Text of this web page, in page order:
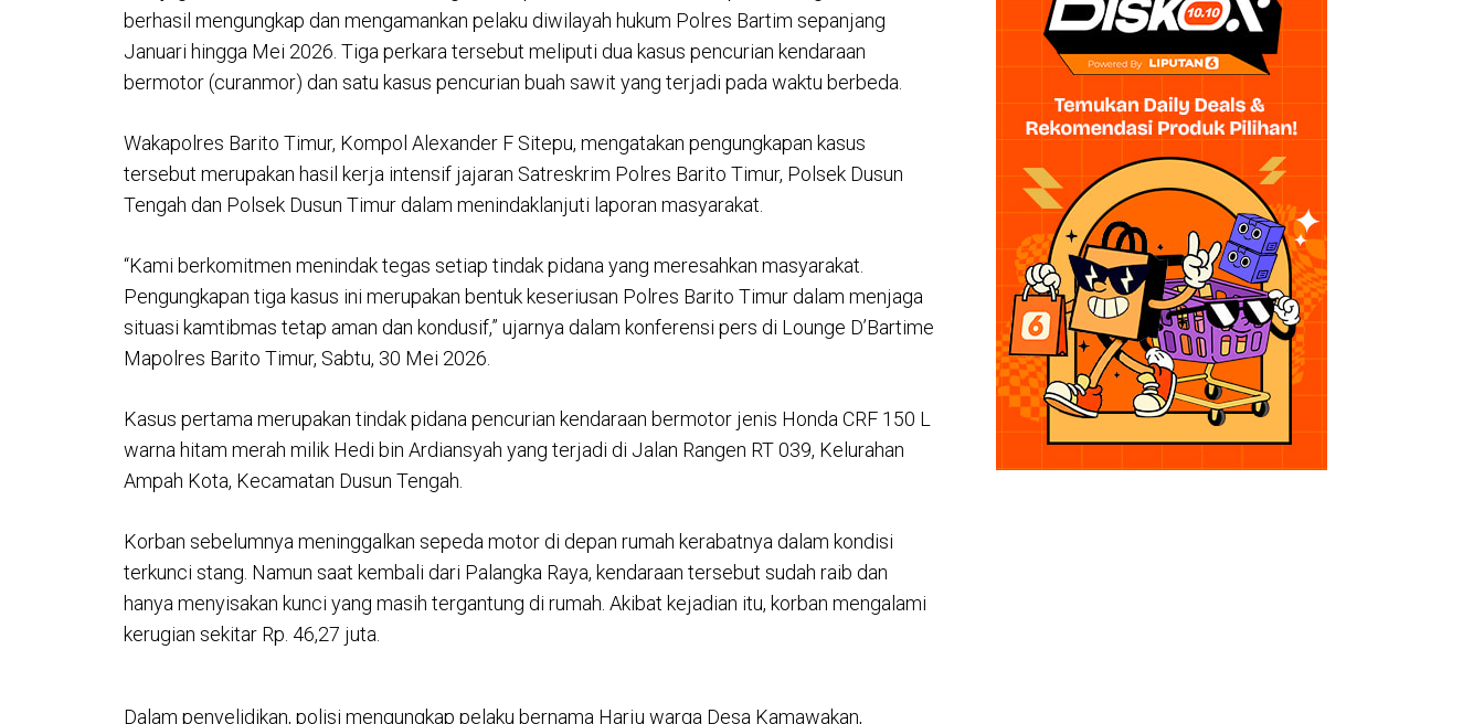
berhasil mengungkap dan mengamankan pelaku diwilayah hukum Polres Bartim sepanjang
Januari hingga Mei 2026. Tiga perkara tersebut meliputi dua kasus pencurian kendaraan
bermotor (curanmor) dan satu kasus pencurian buah sawit yang terjadi pada waktu berbeda.
Wakapolres Barito Timur, Kompol Alexander F Sitepu, mengatakan pengungkapan kasus
tersebut merupakan hasil kerja intensif jajaran Satreskrim Polres Barito Timur, Polsek Dusun
Tengah dan Polsek Dusun Timur dalam menindaklanjuti laporan masyarakat.
“Kami berkomitmen menindak tegas setiap tindak pidana yang meresahkan masyarakat.
Pengungkapan tiga kasus ini merupakan bentuk keseriusan Polres Barito Timur dalam menjaga
situasi kamtibmas tetap aman dan kondusif,” ujarnya dalam konferensi pers di Lounge D’Bartime
Mapolres Barito Timur, Sabtu, 30 Mei 2026.
Kasus pertama merupakan tindak pidana pencurian kendaraan bermotor jenis Honda CRF 150 L
warna hitam merah milik Hedi bin Ardiansyah yang terjadi di Jalan Rangen RT 039, Kelurahan
Ampah Kota, Kecamatan Dusun Tengah.
Korban sebelumnya meninggalkan sepeda motor di depan rumah kerabatnya dalam kondisi
terkunci stang. Namun saat kembali dari Palangka Raya, kendaraan tersebut sudah raib dan
hanya menyisakan kunci yang masih tergantung di rumah. Akibat kejadian itu, korban mengalami
kerugian sekitar Rp. 46,27 juta.
Dalam penyelidikan, polisi mengungkap pelaku bernama Harju warga Desa Kamawakan,